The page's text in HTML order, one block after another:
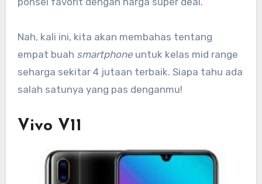
Nah, kali ini, kita akan membahas tentang
empat buah smartphoneuntuk kelas mid range
seharga sekitar 4 jutaan terbaik. Siapa tahu ada
salah satunya yang pas denganmu!
Vivo V11